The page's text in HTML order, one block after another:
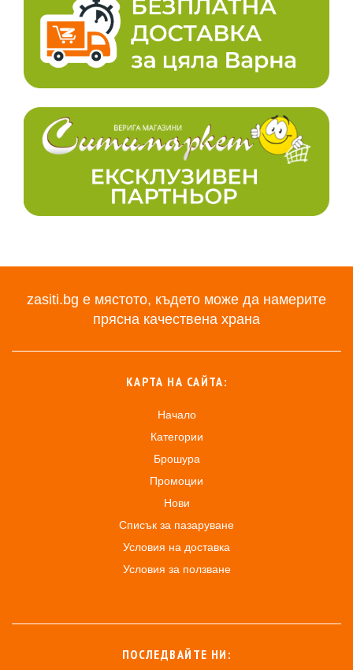
zasiti.bg е мястото, където може да намерите
прясна качествена храна
КАРТА НА САЙТА:
Начало
Категории
Брошура
Промоции
Нови
Списък за пазаруване
Условия на доставка
Условия за ползване
ПОСЛЕДВАЙТЕ НИ: